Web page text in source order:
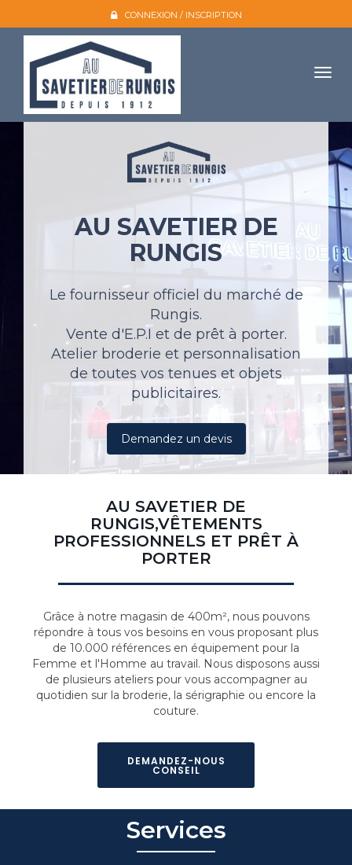
CONNEXION / INSCRIPTION
L'entreprise
Nos produits
Galerie photo
Atelier broderie
Catalogues
Mon compte
Devis et contact
AU SAVETIER DE
RUNGIS
Le fournisseur officiel du marché de
Rungis.
Vente d'E.P.I et de prêt à porter.
Atelier broderie et personnalisation
de toutes vos tenues et objets
publicitaires.
Demandez un devis
AU SAVETIER DE
RUNGIS,VÊTEMENTS
PROFESSIONNELS ET PRÊT À
PORTER
Grâce à notre magasin de 400m², nous pouvons
répondre à tous vos besoins en vous proposant plus
de 10.000 références en équipement pour la
Femme et l'Homme au travail. Nous disposons aussi
de plusieurs ateliers pour vous accompagner au
quotidien sur la broderie, la sérigraphie ou encore la
couture.
DEMANDEZ-NOUS
CONSEIL
Services